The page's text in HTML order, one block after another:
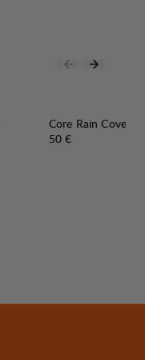
Core Rain Cover
Preis:
50 €